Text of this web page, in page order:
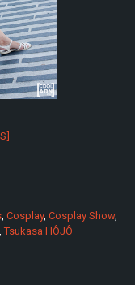
, Cosplay, Cosplay Show,
,Tsukasa HÔJÔ